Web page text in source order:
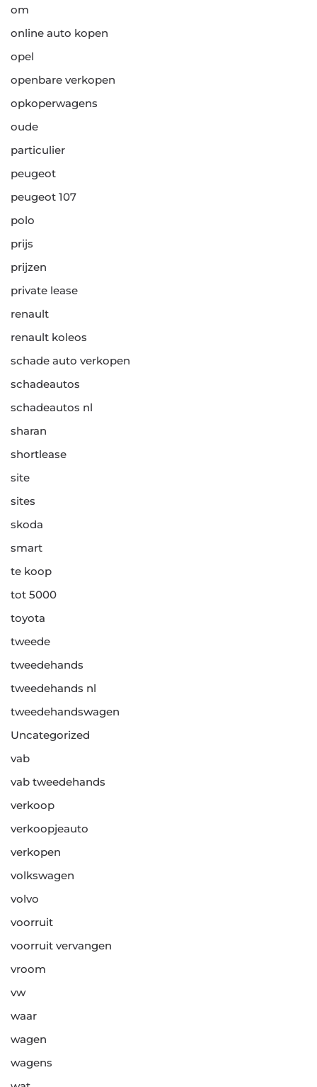
om
online auto kopen
opel
openbare verkopen
opkoperwagens
oude
particulier
peugeot
peugeot 107
polo
prijs
prijzen
private lease
renault
renault koleos
schade auto verkopen
schadeautos
schadeautos nl
sharan
shortlease
site
sites
skoda
smart
te koop
tot 5000
toyota
tweede
tweedehands
tweedehands nl
tweedehandswagen
Uncategorized
vab
vab tweedehands
verkoop
verkoopjeauto
verkopen
volkswagen
volvo
voorruit
voorruit vervangen
vroom
vw
waar
wagen
wagens